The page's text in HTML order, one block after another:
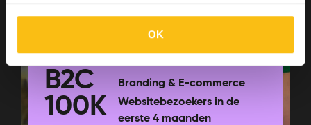
OK
B2C Branding & E-commerce
100K
Websitebezoekers in de
eerste 4 maanden